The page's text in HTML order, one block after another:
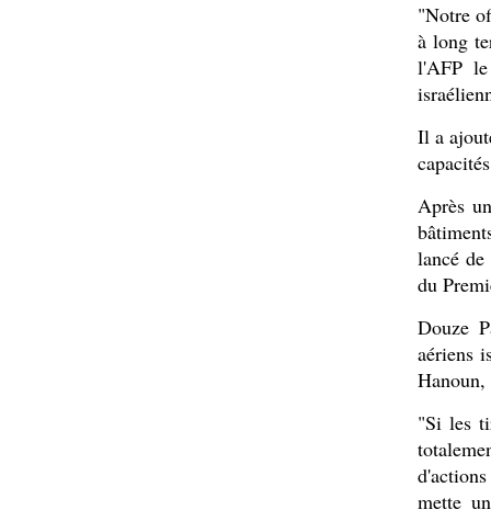
"Notre
à long
l'AFP le
Il a
Après
lancé
du
Douze
aériens
"Si les
mette